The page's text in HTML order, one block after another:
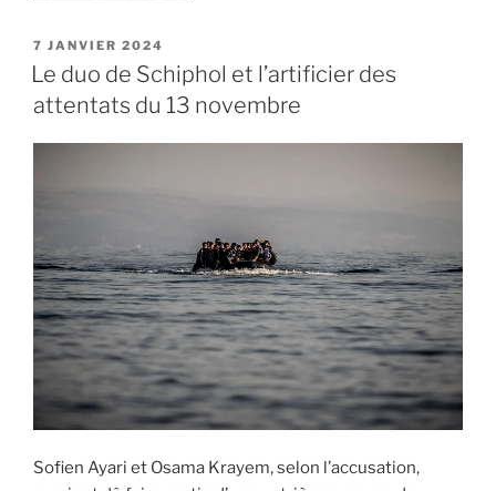
Belkaid
coordinateurs
PUBLIÉ
LE
7 JANVIER 2024
Le duo de Schiphol et l’artificier des
attentats du 13 novembre
Sofien Ayari et Osama Krayem, selon l’accusation,